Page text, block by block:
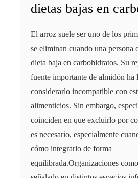
dietas bajas en
El arroz suele ser uno de los
se eliminan cuando una persona
dieta baja en carbohidratos. Su
fuente importante de almidón ha
considerarlo incompatible con
alimenticios. Sin embargo,
coinciden en que excluirlo por
es necesario, especialmente
cómo integrarlo de forma
equilibrada.Organizaciones